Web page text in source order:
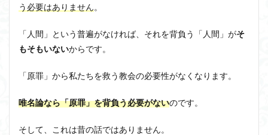
う必要はありません。
「人間」という普遍がなければ、それを背負う「人間」がそ
もそもいないからです。
「原罪」から私たちを救う教会の必要性がなくなります。
唯名論なら「原罪」を背負う必要がないのです。
そして、これは昔の話ではありません。